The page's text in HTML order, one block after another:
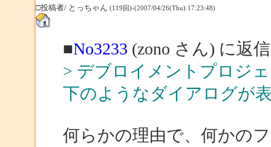
□投稿者/ とっちゃん (119回)-(2007/04/26(Thu) 17:23:48)
■No3233 (zono さん) に返信
> デブロイメントプロジ
下のようなダイアログが
何らかの理由で、何かの